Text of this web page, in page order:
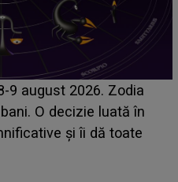
ASCUNS până
din Casa Iubirii
despre mama
nu te iubesc pentru